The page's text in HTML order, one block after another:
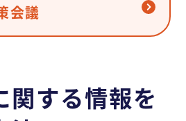
会議
関する情報を